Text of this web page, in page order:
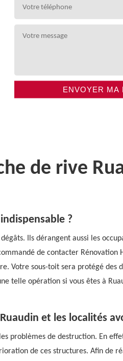
de rive
?
Ils dérangent aussi les
de contacter Rénovation
Votre sous-toit sera protégé des
telle opération si vous êtes à
et les localités
problèmes de destruction. En
de ces structures. Afin de